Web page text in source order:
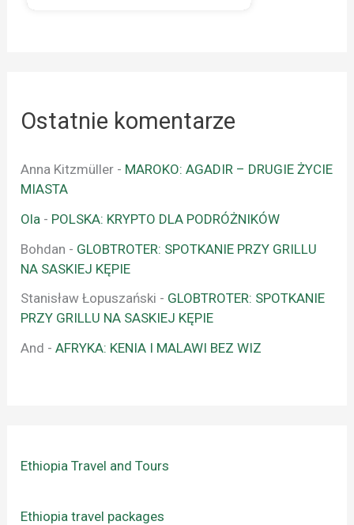
Ostatnie komentarze
Anna Kitzmüller - MAROKO: AGADIR – DRUGIE ŻYCIE
MIASTA
Ola - POLSKA: KRYPTO DLA PODRÓŻNIKÓW
Bohdan - GLOBTROTER: SPOTKANIE PRZY GRILLU
NA SASKIEJ KĘPIE
Stanisław Łopuszański - GLOBTROTER: SPOTKANIE
PRZY GRILLU NA SASKIEJ KĘPIE
And -AFRYKA: KENIA I MALAWI BEZ WIZ
Ethiopia Travel and Tours
Ethiopia travel packages